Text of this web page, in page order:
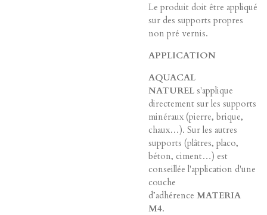
Le produit doit être appliqué
sur des supports propres
non pré vernis.
APPLICATION
AQUACAL
NATUREL s'applique
directement sur les supports
minéraux (pierre, brique,
chaux…). Sur les autres
supports (plâtres, placo,
béton, ciment…) est
conseillée l'application d'une
couche
d’adhérence MATERIA
M4.